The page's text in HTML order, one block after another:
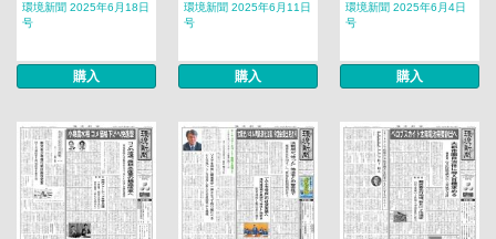
環境新聞 2025年6月18日
号
購入
環境新聞 2025年6月11日
号
購入
環境新聞 2025年6月4日
号
購入